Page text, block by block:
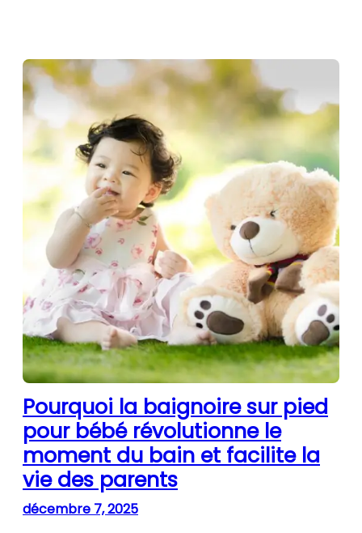
Pourquoi la baignoire sur pied
pour bébé révolutionne le
moment du bain et facilite la
vie des parents
décembre 7, 2025